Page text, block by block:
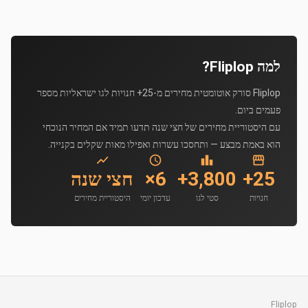
למה Fliplop?
Fliplop סורק אוטומטית מחירים מ-25+ חנויות לגו ישראליות מספר
פעמים ביום.
עם היסטוריית מחירים של חצי שנה תדעו תמיד אם המחיר הנוכחי
הוא באמת מבצע — ותחסכו עשרות ואפילו מאות שקלים בקנייה.
25+
חנויות
3,800+
סטי לגו
6×
עדכון יומי
חצי שנה
היסטוריית מחירים
Fliplop